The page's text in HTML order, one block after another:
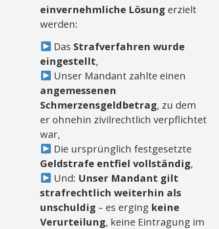
einvernehmliche Lösung erzielt
werden:
Das Strafverfahren wurde
eingestellt,
Unser Mandant zahlte einen
angemessenen
Schmerzensgeldbetrag, zu dem
er ohnehin zivilrechtlich verpflichtet
war,
Die ursprünglich festgesetzte
Geldstrafe entfiel vollständig,
Und: Unser Mandant gilt
strafrechtlich weiterhin als
unschuldig – es erging keine
Verurteilung, keine Eintragung im